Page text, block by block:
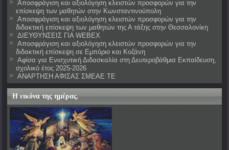
Αποσφράγιση και αξιολόγηση κλειστών προσφορών για την
επίσκεψη των μαθητών στην Κωνσταντινούπολη
Αποσφράγιση και αξιολόγηση κλειστών προσφορών για την
διδακτική επίσκεψη των μαθητών της Α τάξης στην Θεσσαλονίκη
ΔΙΕΥΘΥΝΣΕΙΣ ΓΙΑ WEBEX
Αποσφράγιση και αξιολόγηση κλειστών προσφορών για την
διδακτική επίσκεψη σε Εμπόριο και Κοζάνη
Αφίσα για Ενισχυτική Διδασκαλία στη Δευτεροβάθμια Εκπαίδευση,
σχολικό έτος 2025-2026
ΑΝΑΡΤΗΣΗ ΑΦΙΣΑΣ ΣΜΕΑΕ ΤΕ
Η εικόνα της ημέρας.